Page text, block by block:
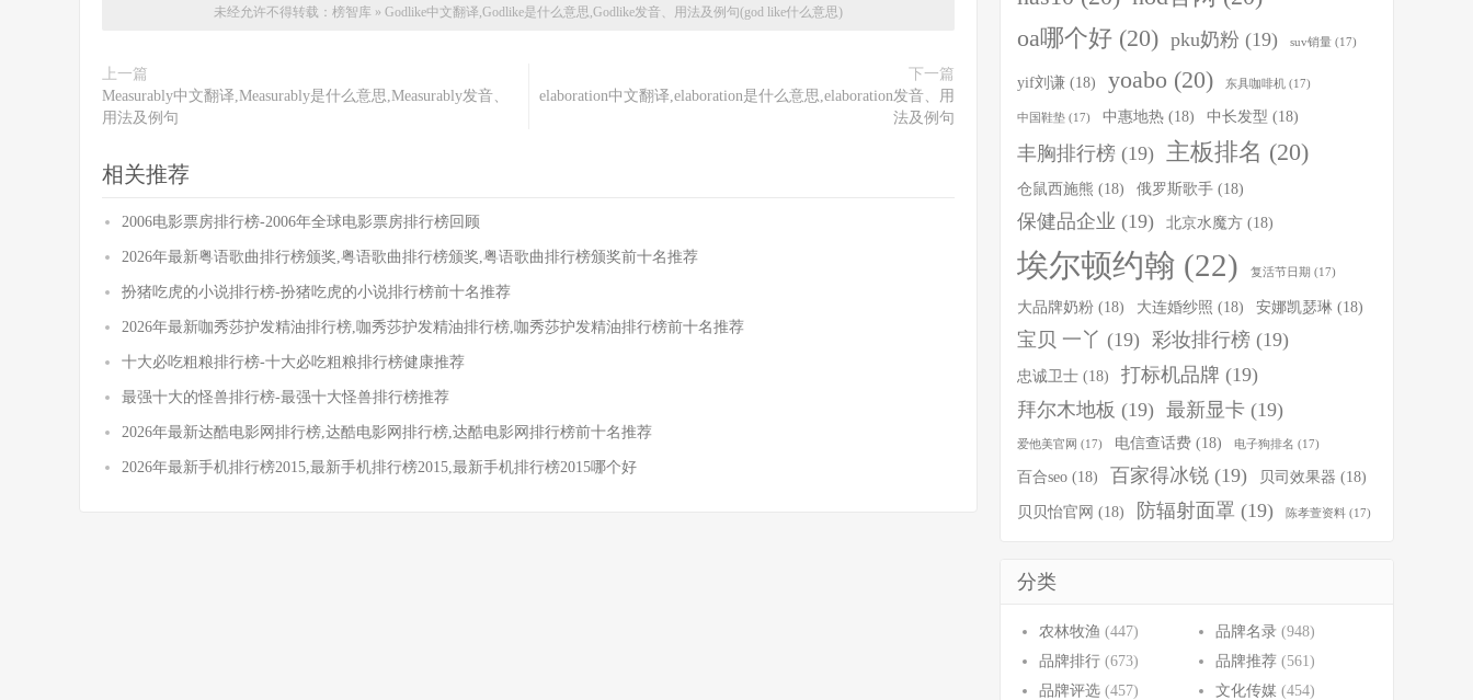
未经允许不得转载： 榜智库 » Godlike中文翻译,Godlike是什么意思,Godlike发音、用法及例句(god like什么意思)
上一篇
Measurably中文翻译,Measurably是什么意思,Measurably发音、
用法及例句
下一篇
elaboration中文翻译,elaboration是什么意思,elaboration发音、用
法及例句
相关推荐
2006电影票房排行榜-2006年全球电影票房排行榜回顾
2026年最新粤语歌曲排行榜颁奖,粤语歌曲排行榜颁奖,粤语歌曲排行榜颁奖前十名推荐
扮猪吃虎的小说排行榜-扮猪吃虎的小说排行榜前十名推荐
2026年最新咖秀莎护发精油排行榜,咖秀莎护发精油排行榜,咖秀莎护发精油排行榜前十名推荐
十大必吃粗粮排行榜-十大必吃粗粮排行榜健康推荐
最强十大的怪兽排行榜-最强十大怪兽排行榜推荐
2026年最新达酷电影网排行榜,达酷电影网排行榜,达酷电影网排行榜前十名推荐
2026年最新手机排行榜2015,最新手机排行榜2015,最新手机排行榜2015哪个好
oa哪个好 (20) pku奶粉 (19) suv销量 (17)
yif刘谦 (18) yoabo (20) 东具咖啡机 (17)
中国鞋垫 (17) 中惠地热 (18) 中长发型 (18)
丰胸排行榜 (19) 主板排名 (20)
仓鼠西施熊 (18) 俄罗斯歌手 (18)
保健品企业 (19) 北京水魔方 (18)
埃尔顿约翰 (22) 复活节日期 (17)
大品牌奶粉 (18) 大连婚纱照 (18) 安娜凯瑟琳 (18)
宝贝 一丫 (19) 彩妆排行榜 (19)
忠诚卫士 (18) 打标机品牌 (19)
拜尔木地板 (19) 最新显卡 (19)
爱他美官网 (17) 电信查话费 (18) 电子狗排名 (17)
百合seo (18) 百家得冰锐 (19) 贝司效果器 (18)
贝贝怡官网 (18) 防辐射面罩 (19) 陈孝萱资料 (17)
分类
农林牧渔 (447) 品牌名录 (948)
品牌排行 (673) 品牌推荐 (561)
品牌评选 (457) 文化传媒 (454)